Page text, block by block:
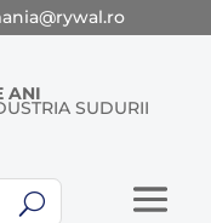
ANI
SUDURII
U